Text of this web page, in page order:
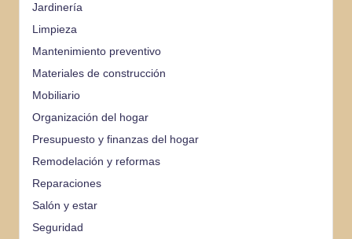
Jardinería
Limpieza
Mantenimiento preventivo
Materiales de construcción
Mobiliario
Organización del hogar
Presupuesto y finanzas del hogar
Remodelación y reformas
Reparaciones
Salón y estar
Seguridad